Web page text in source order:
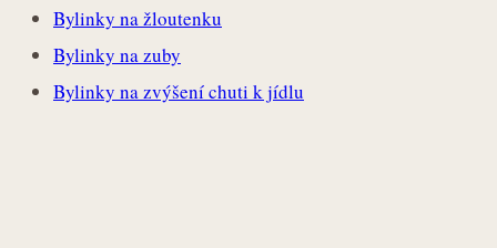
Bylinky na žloutenku
Bylinky na zuby
Bylinky na zvýšení chuti k jídlu